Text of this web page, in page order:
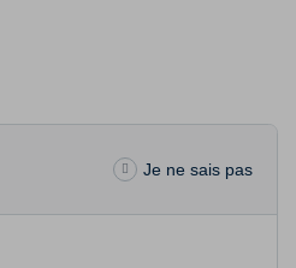
Je ne sais pas